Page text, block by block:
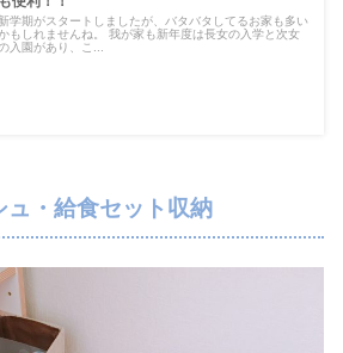
学期がスタートしましたが、バタバタしてるお家も多い
かもしれませんね。 我が家も新年度は長女の入学と次女
入園があり、こ...
ュ・給食セット収納